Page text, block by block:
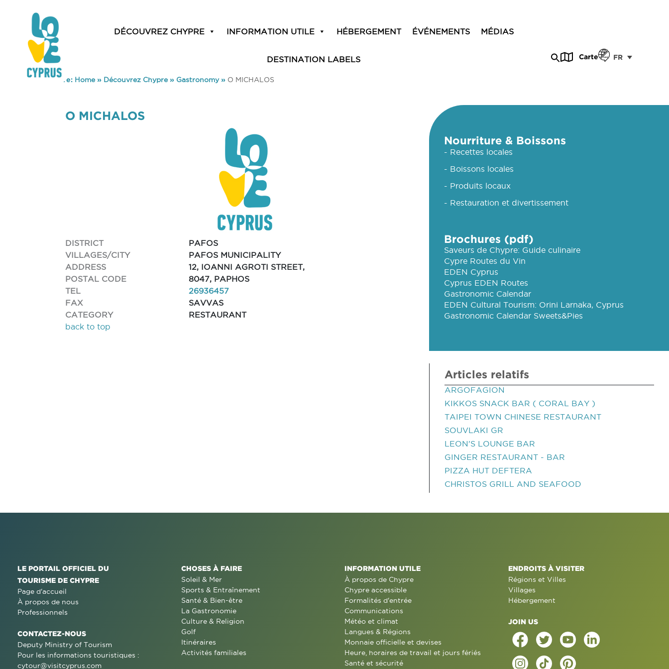
DÉCOUVREZ CHYPRE INFORMATION UTILE HÉBERGEMENT ÉVÉNEMENTS MÉDIAS
DESTINATION LABELS Carte FR
You are here: Home» Découvrez Chypre» Gastronomy» O MICHALOS
O MICHALOS
DISTRICT
PAFOS
VILLAGES/CITY
PAFOS MUNICIPALITY
ADDRESS
12, IOANNI AGROTI STREET,
POSTAL CODE
8047, PAPHOS
TEL
26936457
FAX
SAVVAS
CATEGORY
RESTAURANT
back to top
Nourriture & Boissons
- Recettes locales
- Boissons locales
- Produits locaux
- Restauration et divertissement
Brochures (pdf)
Saveurs de Chypre: Guide culinaire
Cypre Routes du Vin
EDEN Cyprus
Cyprus EDEN Routes
Gastronomic Calendar
EDEN Cultural Tourism: Orini Larnaka, Cyprus
Gastronomic Calendar Sweets&Pies
Articles relatifs
ARGOFAGION
KIKKOS SNACK BAR ( CORAL BAY )
TAIPEI TOWN CHINESE RESTAURANT
SOUVLAKI GR
LEON'S LOUNGE BAR
GINGER RESTAURANT - BAR
PIZZA HUT DEFTERA
CHRISTOS GRILL AND SEAFOOD
LE PORTAIL OFFICIEL DU
TOURISME DE CHYPRE
Page d'accueil
À propos de nous
Professionnels
CONTACTEZ-NOUS
Deputy Ministry of Tourism
Pour les informations touristiques :
cytour@visitcyprus.com
CHOSES À FAIRE
Soleil & Mer
Sports & Entraînement
Santé & Bien-être
La Gastronomie
Culture & Religion
Golf
Itinéraires
Activités familiales
INFORMATION UTILE
À propos de Chypre
Chypre accessible
Formalités d'entrée
Communications
Météo et climat
Langues & Régions
Monnaie officielle et devises
Heure, horaires de travail et jours fériés
Santé et sécurité
ENDROITS À VISITER
Régions et Villes
Villages
Hébergement
JOIN US